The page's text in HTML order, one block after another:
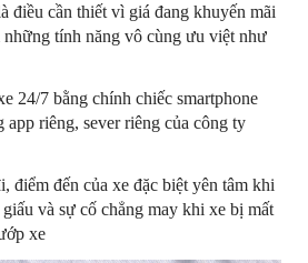
điều cần thiết vì giá đang khuyến mãi
tính năng vô cùng ưu việt như
24/7 bằng chính chiếc smartphone
app riêng, sever riêng của công ty
điểm đến của xe đặc biệt yên tâm khi
và sự cố chẳng may khi xe bị mất
xe